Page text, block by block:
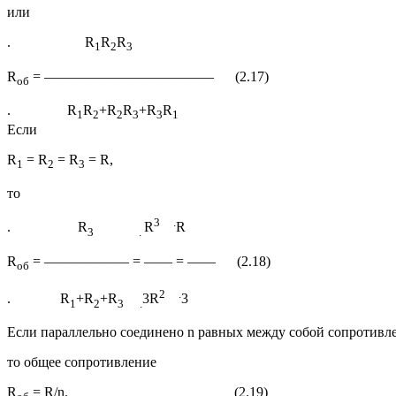
или
. R1R2R3
Rоб = ———————————— (2.17)
. R 1 R2+R2R3+R3R 1
Если
R 1 = R2 = R3 = R,
то
. R3 . R3 .R
Rоб = —————— = —— = —— (2.18)
. R 1 +R2+R3 . 3R2 . 3
Если параллельно соединено n равных между собой
то общее сопротивление
R
= R/n. (2.19)